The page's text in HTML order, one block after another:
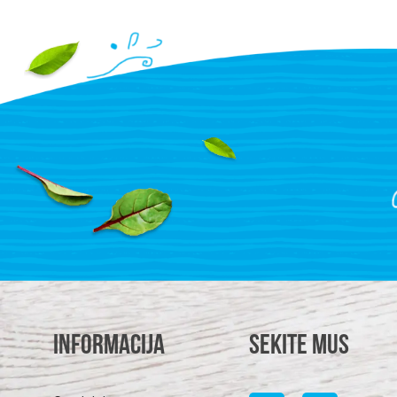
Informacija Sekite mus